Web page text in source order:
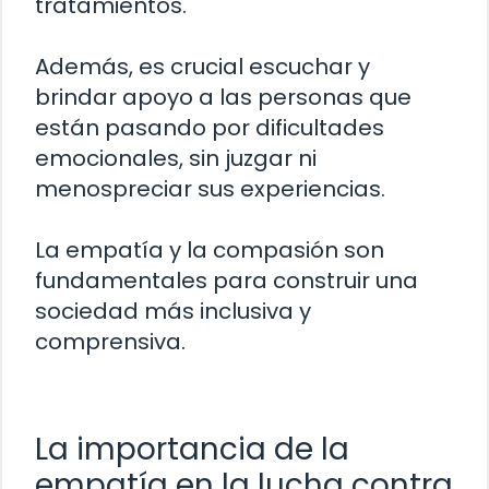
Además, es crucial escuchar y
brindar apoyo a las personas que
están pasando por dificultades
emocionales, sin juzgar ni
menospreciar sus experiencias.
La empatía y la compasión son
fundamentales para construir una
sociedad más inclusiva y
comprensiva.
La importancia de la